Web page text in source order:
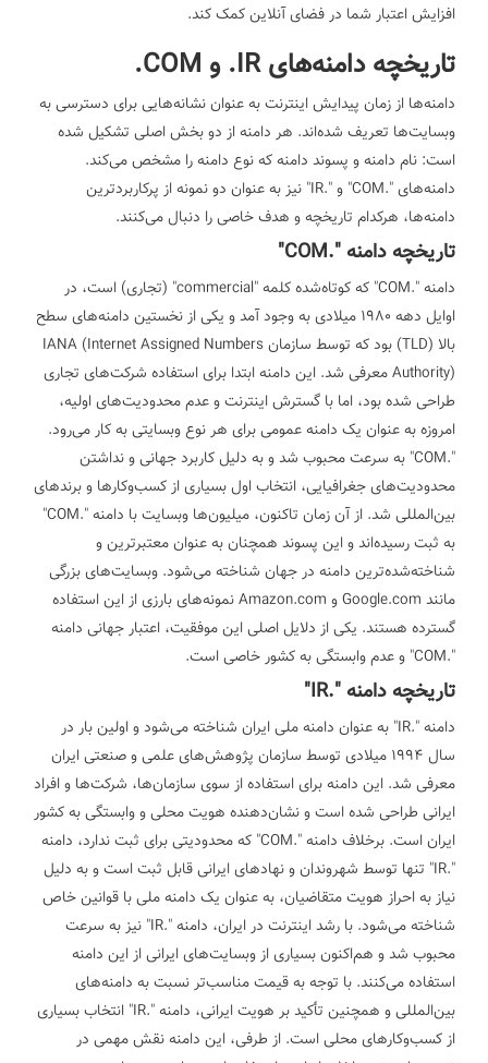
افزایش اعتبار شما در فضای آنلاین کمک کند.
تاریخچه دامنه‌های IR. و COM.
دامنه‌ها از زمان پیدایش اینترنت به عنوان نشانه‌هایی برای دسترسی به
وبسایت‌ها تعریف شده‌اند. هر دامنه از دو بخش اصلی تشکیل شده
است: نام دامنه و پسوند دامنه که نوع دامنه را مشخص می‌کند.
دامنه‌های ".COM" و ".IR" نیز به عنوان دو نمونه از پرکاربردترین
دامنه‌ها، هرکدام تاریخچه و هدف خاصی را دنبال می‌کنند.
تاریخچه دامنه ".COM"
دامنه ".COM" که کوتاه‌شده کلمه "commercial" (تجاری) است، در
اوایل دهه 1980 میلادی به وجود آمد و یکی از نخستین دامنه‌های سطح
بالا (TLD) بود که توسط سازمان IANA (Internet Assigned Numbers
Authority) معرفی شد. این دامنه ابتدا برای استفاده شرکت‌های تجاری
طراحی شده بود، اما با گسترش اینترنت و عدم محدودیت‌های اولیه،
امروزه به عنوان یک دامنه عمومی برای هر نوع وبسایتی به کار می‌رود.
".COM" به سرعت محبوب شد و به دلیل کاربرد جهانی و نداشتن
محدودیت‌های جغرافیایی، انتخاب اول بسیاری از کسب‌وکارها و برندهای
بین‌المللی شد.
از آن زمان تاکنون، میلیون‌ها وبسایت با دامنه ".COM"
به ثبت رسیده‌اند و این پسوند همچنان به عنوان معتبرترین و
شناخته‌شده‌ترین دامنه در جهان شناخته می‌شود. وبسایت‌های بزرگی
مانند Google.com و Amazon.com نمونه‌های بارزی از این استفاده
گسترده هستند. یکی از دلایل اصلی این موفقیت، اعتبار جهانی دامنه
".COM" و عدم وابستگی به کشور خاصی است.
تاریخچه دامنه ".IR"
دامنه ".IR" به عنوان دامنه ملی ایران شناخته می‌شود و اولین بار در
سال 1994 میلادی توسط سازمان پژوهش‌های علمی و صنعتی ایران
معرفی شد. این دامنه برای استفاده از سوی سازمان‌ها، شرکت‌ها و افراد
ایرانی طراحی شده است و نشان‌دهنده هویت محلی و وابستگی به کشور
ایران است. برخلاف دامنه ".COM" که محدودیتی برای ثبت ندارد، دامنه
".IR" تنها توسط شهروندان و نهادهای ایرانی قابل ثبت است و به دلیل
نیاز به احراز هویت متقاضیان، به عنوان یک دامنه ملی با قوانین خاص
شناخته می‌شود.
با رشد اینترنت در ایران، دامنه ".IR" نیز به سرعت
محبوب شد و هم‌اکنون بسیاری از وبسایت‌های ایرانی از این دامنه
استفاده می‌کنند. با توجه به قیمت مناسب‌تر نسبت به دامنه‌های
بین‌المللی و همچنین تأکید بر هویت ایرانی، دامنه ".IR" انتخاب بسیاری
از کسب‌وکارهای محلی است. از طرفی، این دامنه نقش مهمی در